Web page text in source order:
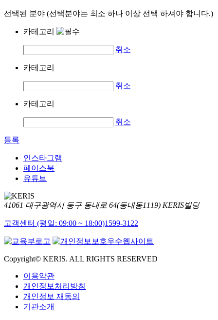
선택된 분야 (선택분야는 최소 하나 이상 선택 하셔야 합니다.)
카테고리
취소
카테고리
취소
카테고리
취소
등록
인스타그램
페이스북
유튜브
41061 대구광역시 동구 동내로 64(동내동1119) KERIS빌딩
고객센터 (평일: 09:00 ~ 18:00)1599-3122
Copyright© KERIS. ALL RIGHTS RESERVED
이용약관
개인정보처리방침
개인정보 재동의
기관소개